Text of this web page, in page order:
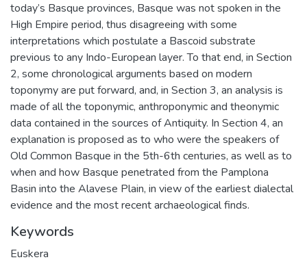
today’s Basque provinces, Basque was not spoken in the
High Empire period, thus disagreeing with some
interpretations which postulate a Bascoid substrate
previous to any Indo-European layer. To that end, in Section
2, some chronological arguments based on modern
toponymy are put forward, and, in Section 3, an analysis is
made of all the toponymic, anthroponymic and theonymic
data contained in the sources of Antiquity. In Section 4, an
explanation is proposed as to who were the speakers of
Old Common Basque in the 5th-6th centuries, as well as to
when and how Basque penetrated from the Pamplona
Basin into the Alavese Plain, in view of the earliest dialectal
evidence and the most recent archaeological finds.
Keywords
Euskera